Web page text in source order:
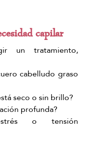
capilar
un tratamiento,
cabelludo graso
seco o sin brillo?
profunda?
o tensión